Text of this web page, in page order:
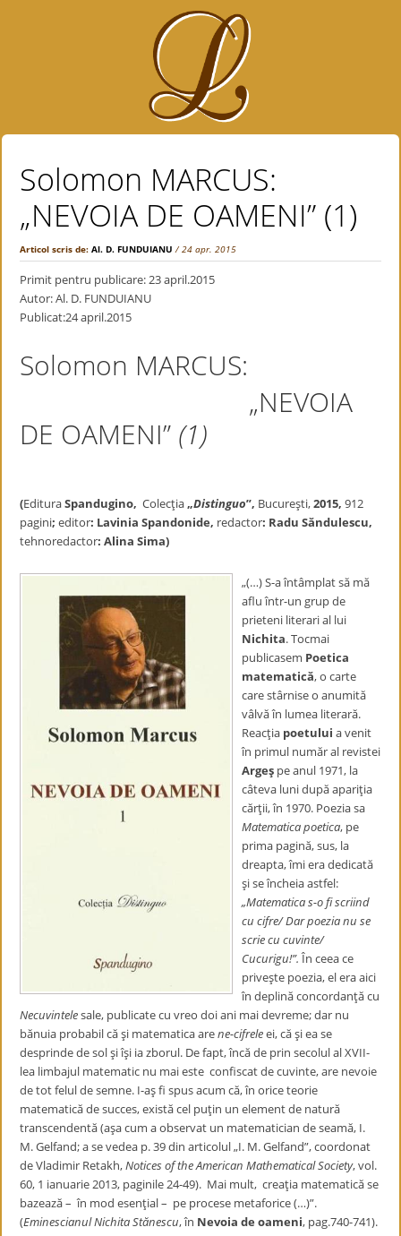
Solomon MARCUS:
„NEVOIA DE OAMENI” (1)
Articol scris de:Al. D. FUNDUIANU / 24 apr. 2015
Primit pentru publicare: 23 april.2015
Autor: Al. D. FUNDUIANU
Publicat:24 april.2015
Solomon MARCUS:
„NEVOIA
DE OAMENI” (1)
(EdituraSpandugino,Colecţia„Distinguo”, Bucureşti,2015,912
pagini;editor: Lavinia Spandonide, redactor: Radu Săndulescu,
tehnoredactor: Alina Sima)
„(…) S-a întâmplat să mă
aflu într-un grup de
prieteni literari al lui
Nichita. Tocmai
publicasem Poetica
matematică, o carte
care stârnise o anumită
vâlvă în lumea literară.
Reacţia poetului a venit
în primul număr al revistei
Argeş pe anul 1971, la
câteva luni după apariţia
cărţii, în 1970. Poezia sa
Matematica poetica, pe
prima pagină, sus, la
dreapta, îmi era dedicată
şi se încheia astfel:
„Matematica s-o fi scriind
cu cifre/ Dar poezia nu se
scrie cu cuvinte/
Cucurigu!”.În ceea ce
priveşte poezia, el era aici
în deplină concordanţă cu
Necuvintelesale, publicate cu vreo doi ani mai devreme; dar nu
bănuia probabil că şi matematica arene-cifreleei, că şi ea se
desprinde de sol şi îşi ia zborul. De fapt, încă de prin secolul al XVII-
lea limbajul matematic nu mai este confiscat de cuvinte, are nevoie
de tot felul de semne. I-aş fi spus acum că, în orice teorie
matematică de succes, există cel puţin un element de natură
transcendentă (aşa cum a observat un matematician de seamă, I.
M. Gelfand; a se vedea p. 39 din articolul „I. M. Gelfand”, coordonat
de Vladimir Retakh,Notices of the American Mathematical Society, vol.
60, 1 ianuarie 2013, paginile 24-49). Mai mult, creaţia matematică se
bazează – în mod esenţial – pe procese metaforice (…)”.
(Eminescianul Nichita Stănescu, în Nevoia de oameni, pag.740-741).